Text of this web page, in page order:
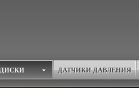
ДИСКИ ДАТЧИКИ ДАВЛЕНИЯ